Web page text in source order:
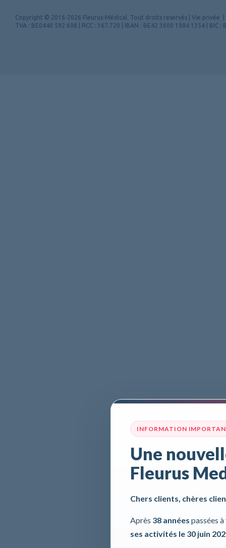
INFORMATION
Une
Fleurus
Chers clients, chères
Après 38 années passées
ses activités le 30 juin
Copyright © 2016-2026 Fleurus-Médical. Tout droits reservés Vie privée
TVA : BE0440 592 608 | RCC : 167.720 | IBAN : BE42 3600 1984 1354 | BIC :